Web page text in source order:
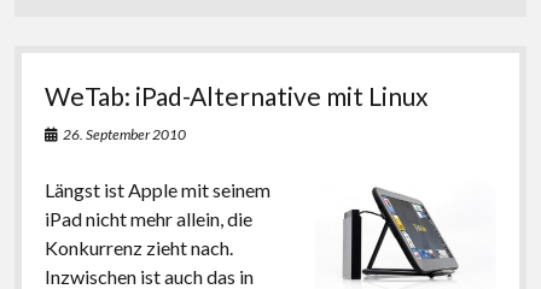
Datenschutzerklärung
twitterinstagram
youtubetwitch
WeTab: iPad-Alternative mit Linux
26. September 2010
Längst ist Apple mit seinem
iPad nicht mehr allein, die
Konkurrenz zieht nach.
Inzwischen ist auch das in